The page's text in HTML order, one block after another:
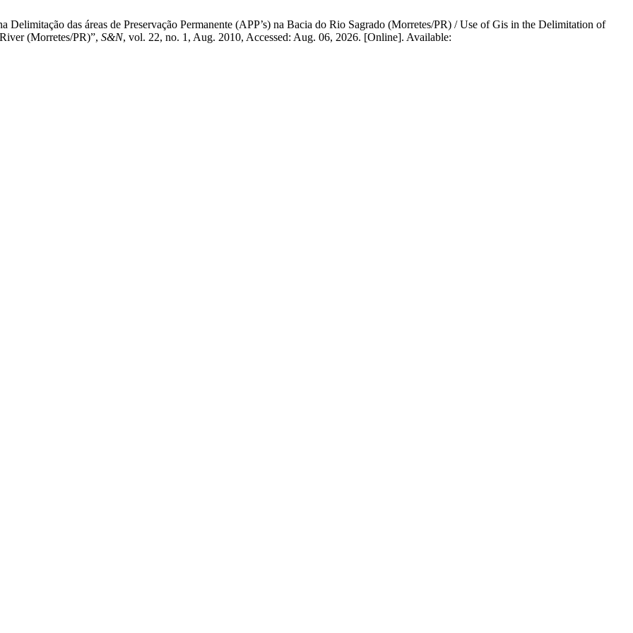
das áreas de Preservação Permanente (APP’s) na Bacia do Rio Sagrado (Morretes/PR) / Use of Gis in the Delimitation of
(Morretes/PR)”, S&N, vol. 22, no. 1, Aug. 2010, Accessed: Aug. 06, 2026. [Online]. Available: